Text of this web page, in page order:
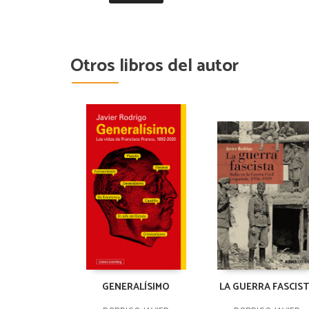
Otros libros del autor
GENERALÍSIMO LA GUERRA